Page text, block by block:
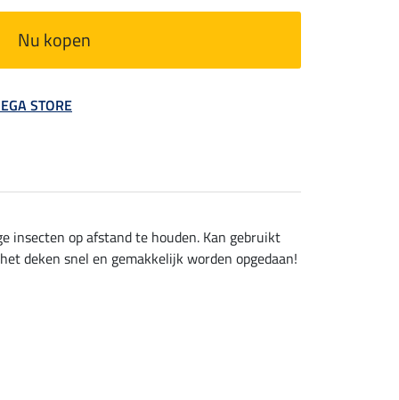
Nu kopen
STORE
insecten op afstand te houden. Kan gebruikt
deken snel en gemakkelijk worden opgedaan!